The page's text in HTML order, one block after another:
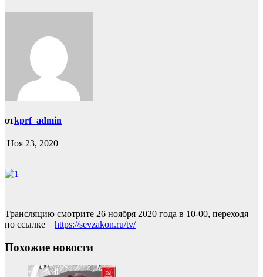
отkprf_admin
Ноя 23, 2020
Трансляцию смотрите 26 ноября 2020 года в 10-00, переходя
по ссылке https://sevzakon.ru/tv/
Похожие новости